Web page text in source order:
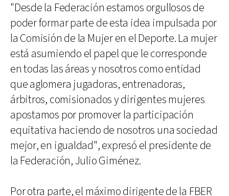
"Desde la Federación estamos orgullosos de
poder formar parte de esta idea impulsada por
la Comisión de la Mujer en el Deporte. La mujer
está asumiendo el papel que le corresponde
en todas las áreas y nosotros como entidad
que aglomera jugadoras, entrenadoras,
árbitros, comisionados y dirigentes mujeres
apostamos por promover la participación
equitativa haciendo de nosotros una sociedad
mejor, en igualdad", expresó el presidente de
la Federación, Julio Giménez.
Por otra parte, el máximo dirigente de la FBER